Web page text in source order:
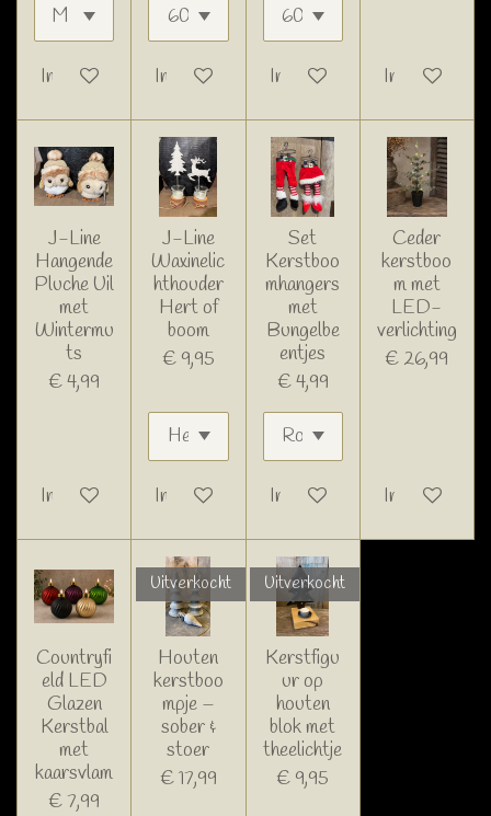
In winkelwagen In winkelwagen In winkelwagen In
J-Line
Hangende
Pluche Uil
met
Wintermu
ts
€ 4,99
In winkelwagen
J-Line
Waxinelic
hthouder
Hert of
boom
€ 9,95
In winkelwagen
Set
Kerstboo
mhangers
met
Bungelbe
entjes
€ 4,99
In winkelwagen
Ceder
kerstboo
m met
LED-
verlichting
€ 26,99
In
Countryfi
eld LED
Glazen
Kerstbal
met
kaarsvlam
€ 7,99
Uitverkocht
Houten
kerstboo
mpje –
sober &
stoer
€ 17,99
Uitverkocht
Kerstfigu
ur op
houten
blok met
theelichtje
€ 9,95